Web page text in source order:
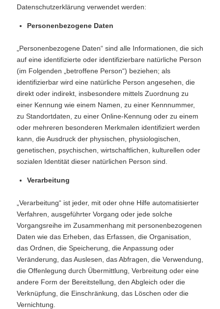
Datenschutzerklärung verwendet werden:
Personenbezogene Daten
„Personenbezogene Daten“ sind alle Informationen, die sich
auf eine identifizierte oder identifizierbare natürliche Person
(im Folgenden „betroffene Person“) beziehen; als
identifizierbar wird eine natürliche Person angesehen, die
direkt oder indirekt, insbesondere mittels Zuordnung zu
einer Kennung wie einem Namen, zu einer Kennnummer,
zu Standortdaten, zu einer Online-Kennung oder zu einem
oder mehreren besonderen Merkmalen identifiziert werden
kann, die Ausdruck der physischen, physiologischen,
genetischen, psychischen, wirtschaftlichen, kulturellen oder
sozialen Identität dieser natürlichen Person sind.
Verarbeitung
„Verarbeitung“ ist jeder, mit oder ohne Hilfe automatisierter
Verfahren, ausgeführter Vorgang oder jede solche
Vorgangsreihe im Zusammenhang mit personenbezogenen
Daten wie das Erheben, das Erfassen, die Organisation,
das Ordnen, die Speicherung, die Anpassung oder
Veränderung, das Auslesen, das Abfragen, die Verwendung,
die Offenlegung durch Übermittlung, Verbreitung oder eine
andere Form der Bereitstellung, den Abgleich oder die
Verknüpfung, die Einschränkung, das Löschen oder die
Vernichtung.